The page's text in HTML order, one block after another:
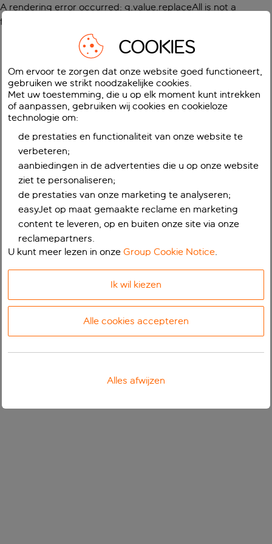
A rendering error occurred: g.value.replaceAll is not a
function
COOKIES
Om ervoor te zorgen dat onze website goed functioneert,
gebruiken we strikt noodzakelijke cookies.
Met uw toestemming, die u op elk moment kunt intrekken
of aanpassen, gebruiken wij cookies en cookieloze
technologie om:
de prestaties en functionaliteit van onze website te
verbeteren;
aanbiedingen in de advertenties die u op onze website
ziet te personaliseren;
de prestaties van onze marketing te analyseren;
easyJet op maat gemaakte reclame en marketing
content te leveren, op en buiten onze site via onze
reclamepartners.
U kunt meer lezen in onzeGroup Cookie Notice.
Ik wil kiezen
Alle cookies accepteren
Alles afwijzen